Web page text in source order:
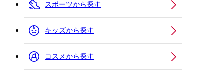
スポーツから探す
キッズから探す
コスメから探す